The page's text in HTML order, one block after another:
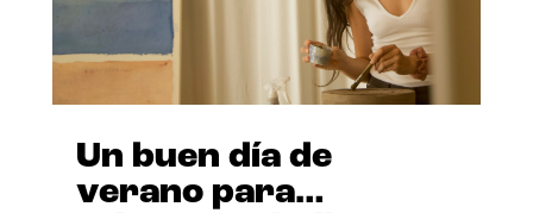
Un buen día de
verano para…